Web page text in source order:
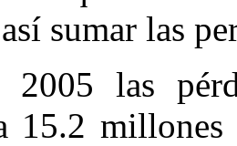
sumar las
las
15.2